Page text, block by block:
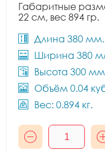
Габаритные
22 см, вес 894 гр.
Длина 380 мм.
Ширина 380
Высота 300
Объём 0.04
Вес: 0.894 кг.